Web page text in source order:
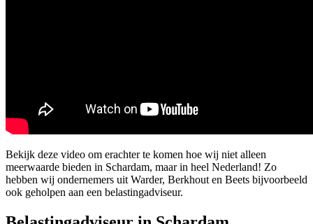
Bekijk deze video om erachter te komen hoe wij niet alleen
meerwaarde bieden in Schardam, maar in heel Nederland! Zo
hebben wij ondernemers uit Warder, Berkhout en Beets bijvoorbeeld
ook geholpen aan een belastingadviseur.